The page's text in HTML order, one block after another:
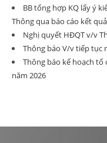
BB tổng hợp KQ lấy ý
Thông qua báo cáo kết
Nghị quyết HĐQT v/v
Thông báo V/v tiếp tục
Thông báo kế hoạch
năm 2026